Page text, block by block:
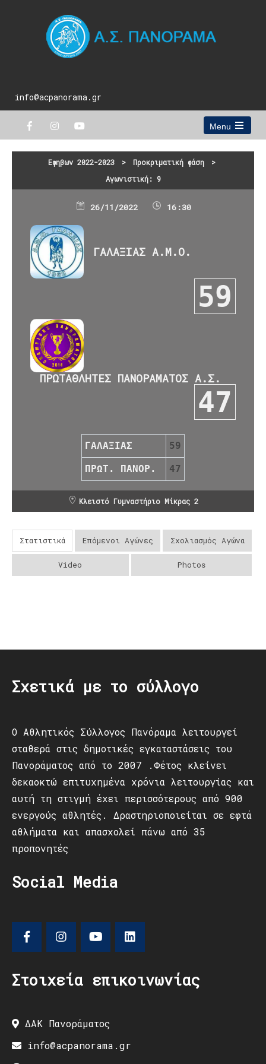
info@acpanorama.gr
Menu
Open
main
Εφηβων 2022-2023 > Προκριματική φάση
>
Αγωνιστική: 9
26/11/2022 16:30
ΓΑΛΑΞΙΑΣ Α.Μ.Ο.
59
ΠΡΩΤΑΘΛΗΤΕΣ ΠΑΝΟΡΑΜΑΤΟΣ Α.Σ.
47
ΓΑΛΑΞΙΑΣ 59
ΠΡΩΤ. ΠΑΝΟΡ. 47
Κλειστό Γυμναστήριο Μίκρας 2
Στατιστικά Επόμενοι Αγώνες Σχολιασμός Αγώνα
Video Photos
Σχετικά με το σύλλογο
Ο Αθλητικός Σύλλογος Πανόραμα λειτουργεί
σταθερά στις δημοτικές εγκαταστάσεις του
Πανοράματος από το 2007 .Φέτος κλείνει
δεκαοκτώ επιτυχημένα χρόνια λειτουργίας και
αυτή τη στιγμή έχει περισσότερους από 900
ενεργούς αθλητές. Δραστηριοποιείται σε εφτά
αθλήματα και απασχολεί πάνω από 35
προπονητές
Social Media
Στοιχεία επικοινωνίας
ΔΑΚ Πανοράματος
info@acpanorama.gr